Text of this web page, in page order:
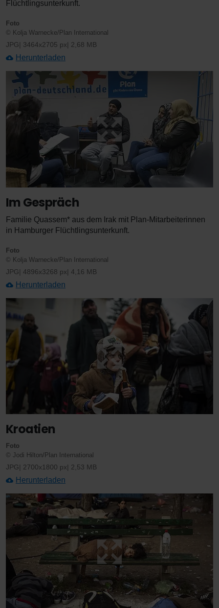
Flüchtlingsunterkunft.
Foto
© Kolja Warnecke/Plan International
JPG 3464x2705 px 2,68 MB
Herunterladen
Im Gespräch
Familie Quassem* aus dem Irak mit Plan-Mitarbeiterinnen
in Hamburger Flüchtlingsunterkunft.
Foto
© Kolja Warnecke/Plan International
JPG 4896x3268 px 4,16 MB
Herunterladen
Kroatien
Foto
© Jodi Hilton/Plan International
JPG 2700x1800 px 2,53 MB
Herunterladen